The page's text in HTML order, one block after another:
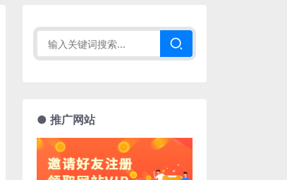
● 推广网站